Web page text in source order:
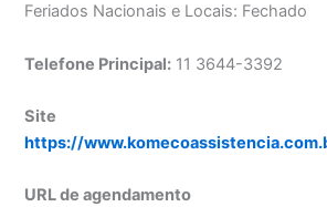
Feriados Nacionais e Locais: Fechado
Telefone Principal: 11 3644-3392
Site
https://
URL de agendamento